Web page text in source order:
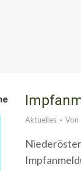
Aktuelles Von